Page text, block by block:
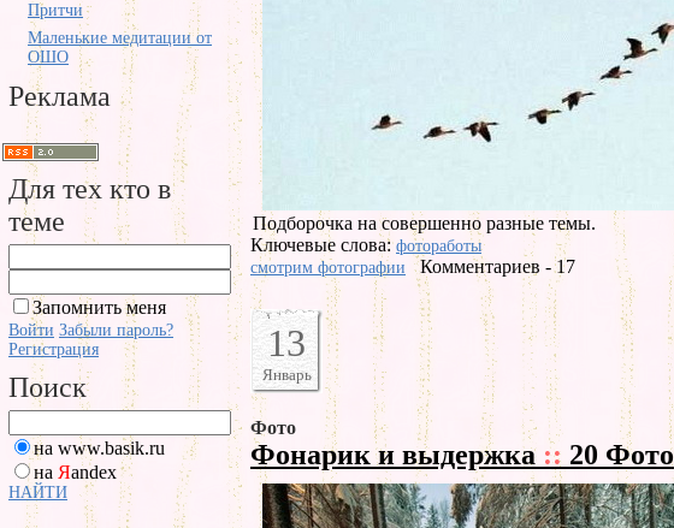
Притчи
Маленькие медитации от
ОШО
Реклама
Для тех кто в
теме
Запомнить меня
Войти Забыли пароль?
Регистрация
Поиск
на www.basik.ru
на Яandex
НАЙТИ
Подборочка на совершенно разные темы.
Ключевые слова:фотоработы
смотрим фотографии
Комментариев - 17
13
Январь
Фото
Фонарик и выдержка :: 20 Фото